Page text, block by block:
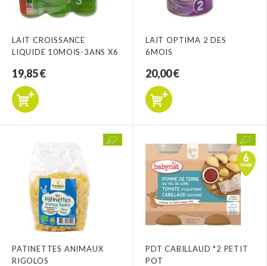
LAIT CROISSANCE
LIQUIDE 10MOIS-3ANS X6
19,85 €
LAIT OPTIMA 2 DES
6MOIS
20,00 €
PATINETTES ANIMAUX
RIGOLOS
PDT CABILLAUD *2 PETIT
POT